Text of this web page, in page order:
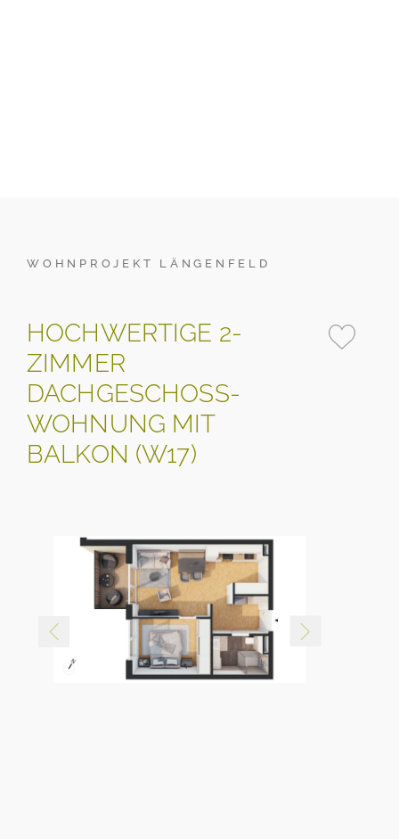
WOHNPROJEKT LÄNGENFELD
HOCHWERTIGE 2-
ZIMMER
DACHGESCHOSS-
WOHNUNG MIT
BALKON (W17)